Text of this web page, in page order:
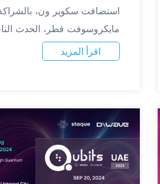
استضافت سكوير ون،
مايكروسوفت قطر، الحدث
اقرأ المزيد